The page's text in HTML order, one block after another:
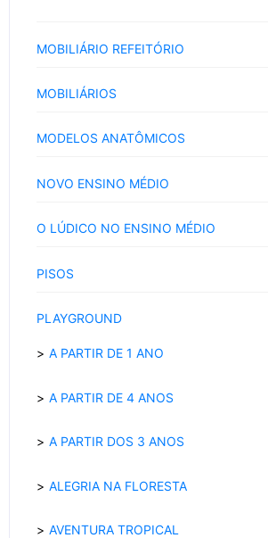
MOBILIÁRIO REFEITÓRIO
MOBILIÁRIOS
MODELOS ANATÔMICOS
NOVO ENSINO MÉDIO
O LÚDICO NO ENSINO MÉDIO
PISOS
PLAYGROUND
A PARTIR DE 1 ANO
A PARTIR DE 4 ANOS
A PARTIR DOS 3 ANOS
ALEGRIA NA FLORESTA
AVENTURA TROPICAL